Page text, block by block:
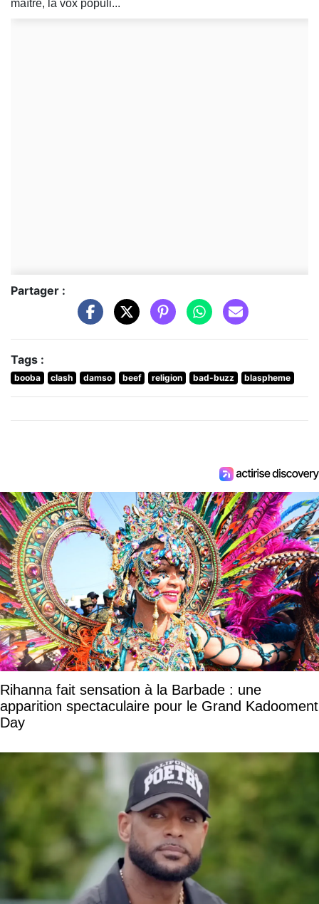
maître, la vox populi...
Partager :
Tags :
booba clash damso beef religion bad-buzz blaspheme
Rihanna fait sensation à la Barbade : une
apparition spectaculaire pour le Grand Kadooment
Day